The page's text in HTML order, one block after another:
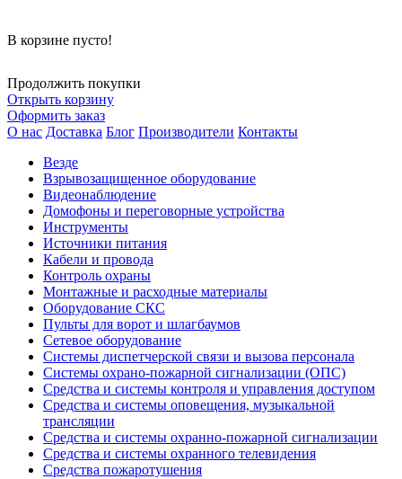
В корзине пусто!
Продолжить покупки
Открыть корзину
Оформить заказ
О нас Доставка Блог Производители Контакты
Везде
Взрывозащищенное оборудование
Видеонаблюдение
Домофоны и переговорные устройства
Инструменты
Источники питания
Кабели и провода
Контроль охраны
Монтажные и расходные материалы
Оборудование СКС
Пульты для ворот и шлагбаумов
Сетевое оборудование
Системы диспетчерской связи и вызова персонала
Системы охрано-пожарной сигнализации (ОПС)
Средства и системы контроля и управления доступом
Средства и системы оповещения, музыкальной
трансляции
Средства и системы охранно-пожарной сигнализации
Средства и системы охранного телевидения
Средства пожаротушения